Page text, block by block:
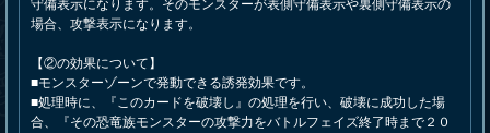
守備表示になります。そのモンスターが表側守備表示や裏側守備表示の
場合、攻撃表示になります。
【②の効果について】
■モンスターゾーンで発動できる誘発効果です。
■処理時に、『このカードを破壊し』の処理を行い、破壊に成功した場
合、『その恐竜族モンスターの攻撃力をバトルフェイズ終了時まで２０